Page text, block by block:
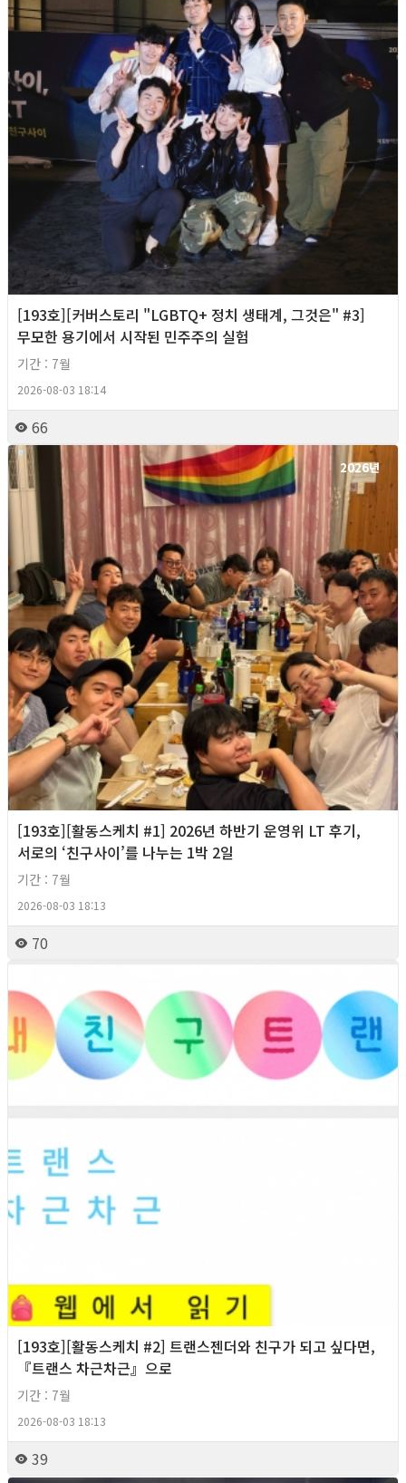
[193호][커버스토리 "LGBTQ+ 정치 생태계, 그것은" #3]
무모한 용기에서 시작된 민주주의 실험
기간 : 7월
2026-08-03 18:14
66
2026년
[193호][활동스케치 #1] 2026년 하반기 운영위 LT 후기,
서로의 ‘친구사이’를 나누는 1박 2일
기간 : 7월
2026-08-03 18:13
70
[193호][활동스케치 #2] 트랜스젠더와 친구가 되고 싶다면,
『트랜스 차근차근』으로
기간 : 7월
2026-08-03 18:13
39